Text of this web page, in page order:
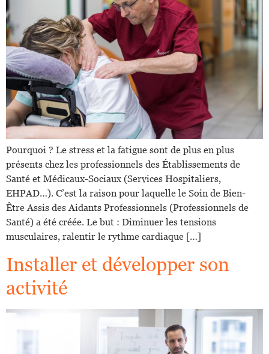
Pourquoi ? Le stress et la fatigue sont de plus en plus
présents chez les professionnels des Établissements de
Santé et Médicaux-Sociaux (Services Hospitaliers,
EHPAD…). C’est la raison pour laquelle le Soin de Bien-
Être Assis des Aidants Professionnels (Professionnels de
Santé) a été créée. Le but : Diminuer les tensions
musculaires, ralentir le rythme cardiaque […]
Installer et développer son
activité